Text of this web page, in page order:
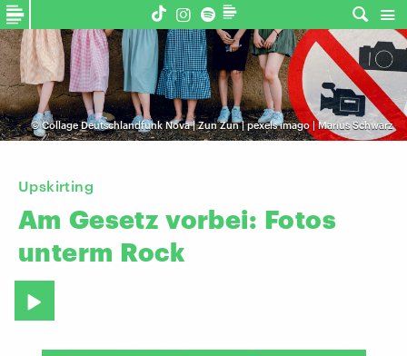
©Collage Deutschlandfunk Nova | Zun Zun | pexels imago | Marius Schwarz
Upskirting
Am Gesetz vorbei: Fotos
unterm Rock